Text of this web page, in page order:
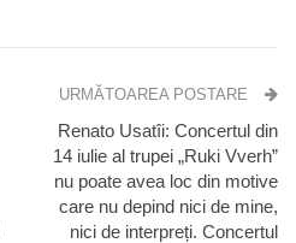
URMĂTOAREA POSTARE
Renato Usatîi: Concertul din
14 iulie al trupei „Ruki Vverh”
nu poate avea loc din motive
care nu depind nici de mine,
nici de interpreți. Concertul